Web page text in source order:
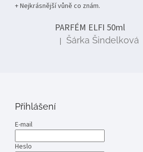
+ Nejkrásnější vůně co znám.
PARFÉM ELFI 50ml
Hodnocení produktu je 5 z 5
| Šárka Šindelková
Přihlášení
E-mail
Heslo